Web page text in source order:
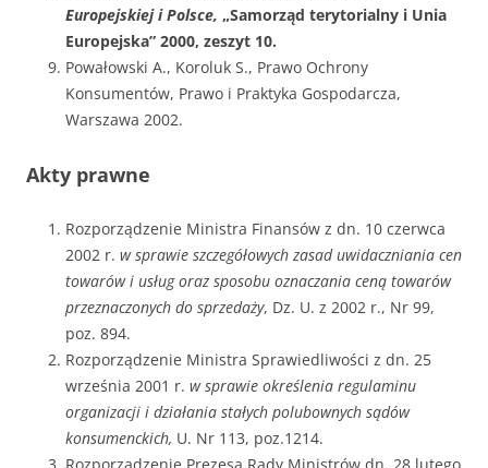
Europejskiej i Polsce, „Samorząd terytorialny i Unia
Europejska” 2000, zeszyt 10.
Powałowski A., Koroluk S., Prawo Ochrony
Konsumentów, Prawo i Praktyka Gospodarcza,
Warszawa 2002.
Akty prawne
Rozporządzenie Ministra Finansów z dn. 10 czerwca
2002 r. w sprawie szczegółowych zasad uwidaczniania cen
towarów i usług oraz sposobu oznaczania ceną towarów
przeznaczonych do sprzedaży, Dz. U. z 2002 r., Nr 99,
poz. 894.
Rozporządzenie Ministra Sprawiedliwości z dn. 25
września 2001 r. w sprawie określenia regulaminu
organizacji i działania stałych polubownych sądów
konsumenckich, U. Nr 113, poz.1214.